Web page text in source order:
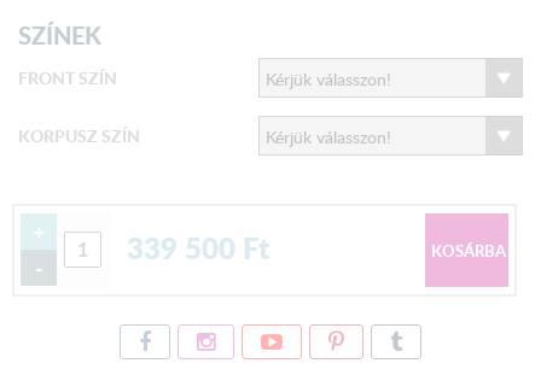
SZÍNEK
FRONT SZÍN
KORPUSZ SZÍN
+
-
339 500 Ft